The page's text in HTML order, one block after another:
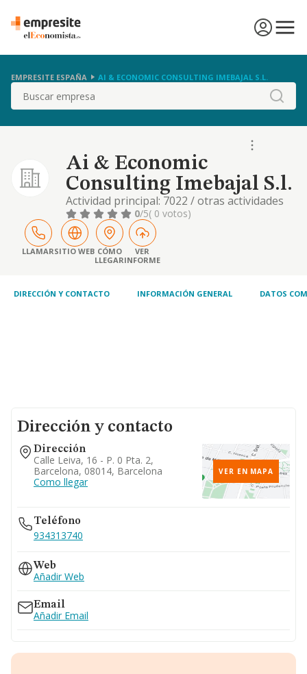
EMPRESITE ESPAÑA AI & ECONOMIC CONSULTING IMEBAJAL S.L.
Buscar
Ai & Economic
Consulting Imebajal S.l.
Actividad principal: 7022 / otras actividades
de consultoria de gestion empresarial
0/5( 0 votos)
LLAMARSITIO WEB CÓMO
LLEGAR
VER
INFORME
DIRECCIÓN Y CONTACTO INFORMACIÓN GENERAL DATOS
Dirección y contacto
Dirección
Calle Leiva, 16 - P. 0 Pta. 2,
Barcelona, 08014, Barcelona
Como llegar
VER EN MAPA
Teléfono
934313740
Web
Añadir Web
Email
Añadir Email